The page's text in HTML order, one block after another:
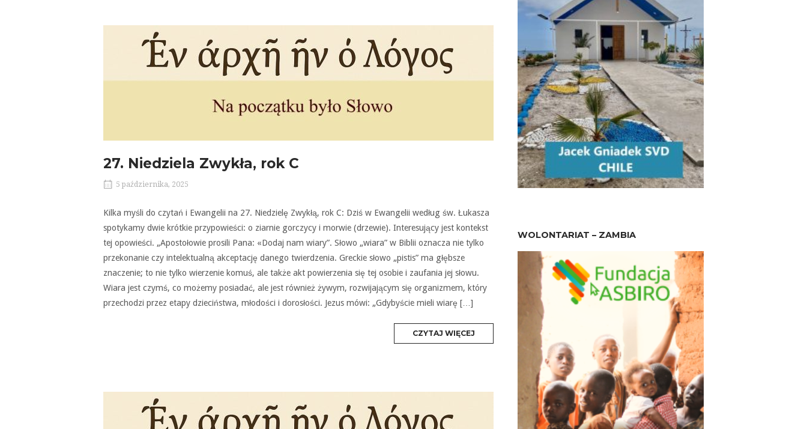
27. Niedziela Zwykła, rok C
5 października, 2025
Kilka myśli do czytań i Ewangelii na 27. Niedzielę Zwykłą, rok C: Dziś w Ewangelii według św. Łukasza
spotykamy dwie krótkie przypowieści: o ziarnie gorczycy i morwie (drzewie). Interesujący jest kontekst
tej opowieści. „Apostołowie prosili Pana: «Dodaj nam wiary”. Słowo „wiara” w Biblii oznacza nie tylko
przekonanie czy intelektualną akceptację danego twierdzenia. Greckie słowo „pistis” ma głębsze
znaczenie; to nie tylko wierzenie komuś, ale także akt powierzenia się tej osobie i zaufania jej słowu.
Wiara jest czymś, co możemy posiadać, ale jest również żywym, rozwijającym się organizmem, który
przechodzi przez etapy dzieciństwa, młodości i dorosłości. Jezus mówi: „Gdybyście mieli wiarę […]
CZYTAJ WIĘCEJ
WOLONTARIAT – ZAMBIA